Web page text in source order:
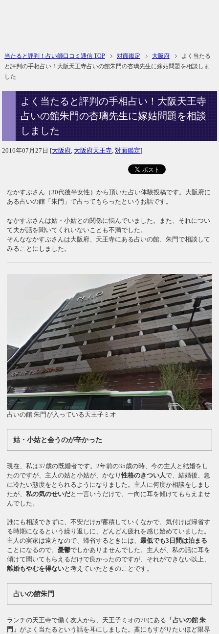
当たると評判！占い師口コミ通信 TOP 対面鑑定 大阪府
よく当たる
と評判の手相占い！大阪天王寺占いの館朱門の杏璃先生に嫁姑問題を相談しま
した
よく当たると評判の手相占い！大阪天王寺
占いの館朱門の杏璃先生に嫁姑問題を相談
しました
2016年07月27日 [大阪府 大阪府天王寺 ,対面鑑定]
なかすぶさん（30代後半女性）から頂いた占い体験投稿です。大阪府に
ある占いの館「朱門」で占ってもらったというお話です。
なかすぶさんは姑・小姑との関係に悩んでいました。また、それについ
て夫が話を聞いてくれいないことも不満でした。
そんななかすぶさんは大阪府、天王寺にある占いの館、朱門で相談して
みることにしました。
占いの館 朱門が入っている天王子ミオ
姑・小姑と会うのが辛かった
現在、私は37歳の既婚者です。2年前の35歳の時、今の主人と結婚をし
たのですが、主人の姑と小姑が、かなり性格のきつい人で、結婚後、急
に冷たい態度をとられるようになりました。主人に何度か相談をしまし
たが、私の気のせいだと一言いうだけで、一向に耳を傾けてもらえませ
んでした。
誰にも相談できずに、不安だけが蓄積していくなかで、気付けば帰省す
る時期になるという繰り返しに、どんどん疲れを感じ始めていました。
主人の実家は遠方なので、帰省するときには、最低でも3日間は泊まる
ことになるので、憂鬱でしかありませんでした。主人が、私の話に耳を
傾けて聞いてもらえるだけで良かったのですが、それができない以上、
離婚もやむを得ないと考えていたときのことです。
占いの館朱門
ランチの天王寺で働く友人から、天王子ミオの7Fにある 「占いの館 朱
門」がよく当たるという話を耳にしました。藁にもすがりたいほど限界